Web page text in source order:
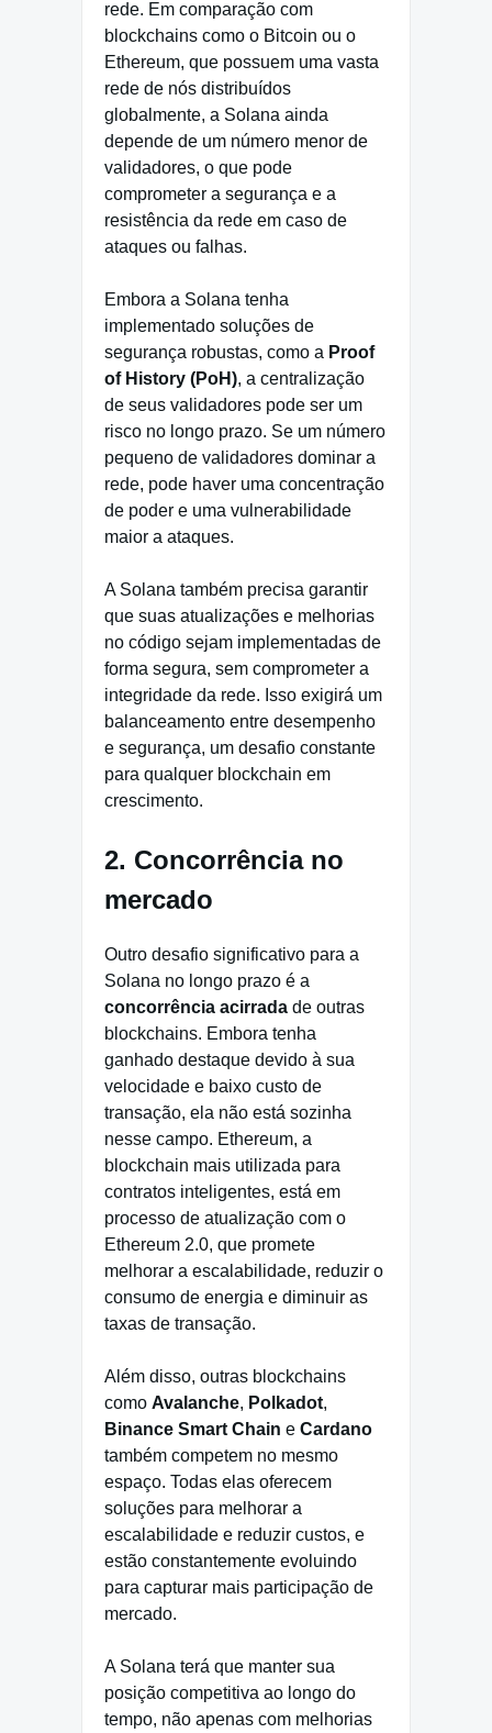
rede. Em comparação com
blockchains como o Bitcoin ou o
Ethereum, que possuem uma vasta
rede de nós distribuídos
globalmente, a Solana ainda
depende de um número menor de
validadores, o que pode
comprometer a segurança e a
resistência da rede em caso de
ataques ou falhas.
Embora a Solana tenha
implementado soluções de
segurança robustas, como a Proof
of History (PoH), a centralização
de seus validadores pode ser um
risco no longo prazo. Se um número
pequeno de validadores dominar a
rede, pode haver uma concentração
de poder e uma vulnerabilidade
maior a ataques.
A Solana também precisa garantir
que suas atualizações e melhorias
no código sejam implementadas de
forma segura, sem comprometer a
integridade da rede. Isso exigirá um
balanceamento entre desempenho
e segurança, um desafio constante
para qualquer blockchain em
crescimento.
2. Concorrência no
mercado
Outro desafio significativo para a
Solana no longo prazo é a
concorrência acirrada de outras
blockchains. Embora tenha
ganhado destaque devido à sua
velocidade e baixo custo de
transação, ela não está sozinha
nesse campo. Ethereum, a
blockchain mais utilizada para
contratos inteligentes, está em
processo de atualização com o
Ethereum 2.0, que promete
melhorar a escalabilidade, reduzir o
consumo de energia e diminuir as
taxas de transação.
Além disso, outras blockchains
como Avalanche, Polkadot,
Binance Smart Chain e Cardano
também competem no mesmo
espaço. Todas elas oferecem
soluções para melhorar a
escalabilidade e reduzir custos, e
estão constantemente evoluindo
para capturar mais participação de
mercado.
A Solana terá que manter sua
posição competitiva ao longo do
tempo, não apenas com melhorias